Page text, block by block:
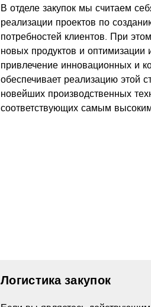
В отделе закупок мы считаем
реализации проектов по
потребностей клиентов. При
новых продуктов и
привлечение инновационных и
обеспечивает реализацию этой
новейших производственных
соответствующих самым
Логистика закупок